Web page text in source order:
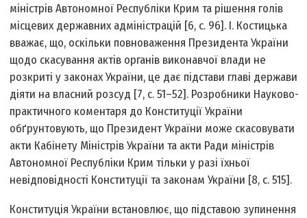
міністрів Автономної Республіки Крим та рішення голів
місцевих державних адміністрацій [6, с. 96]. І. Костицька
вважає, що, оскільки повноваження Президента України
щодо скасування актів органів виконавчої влади не
розкриті у законах України, це дає підстави главі держави
діяти на власний розсуд [7, с. 51–52]. Розробники Науково-
практичного коментаря до Конституції України
обґрунтовують, що Президент України може скасовувати
акти Кабінету Міністрів України та акти Ради міністрів
Автономної Республіки Крим тільки у разі їхньої
невідповідності Конституції та законам України [8, с. 515].
Конституція України встановлює, що підставою зупинення